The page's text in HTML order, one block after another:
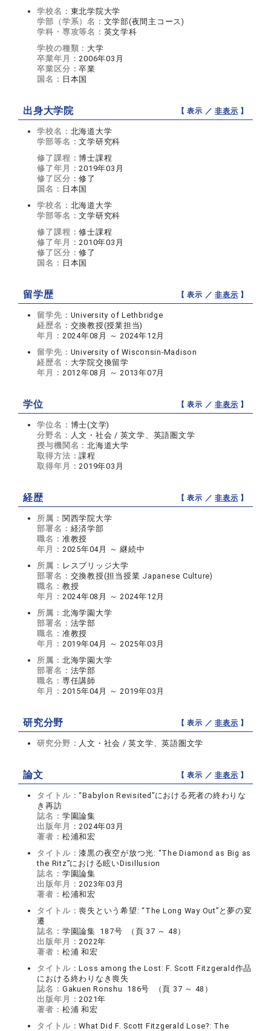
学校名： 東北学院大学
学部（学系）名： 文学部(夜間主コース)
学科・専攻等名： 英文学科
学校の種類： 大学
卒業年月：2006年03月
卒業区分：卒業
国名： 日本国
出身大学院 【 表示 ／非表示 】
学校名： 北海道大学
学部等名：文学研究科
修了課程：博士課程
修了年月：2019年03月
修了区分：修了
国名： 日本国
学校名： 北海道大学
学部等名：文学研究科
修了課程：修士課程
修了年月：2010年03月
修了区分：修了
国名： 日本国
留学歴 【 表示 ／非表示 】
留学先： University of Lethbridge
経歴名： 交換教授(授業担当)
年月： 2024年08月 ～ 2024年12月
留学先： University of Wisconsin-Madison
経歴名： 大学院交換留学
年月： 2012年08月 ～ 2013年07月
学位 【 表示 ／非表示 】
学位名： 博士(文学)
分野名： 人文・社会 / 英文学、英語圏文学
授与機関名：北海道大学
取得方法：課程
取得年月：2019年03月
経歴 【 表示 ／非表示 】
所属： 関西学院大学
部署名： 経済学部
職名： 准教授
年月： 2025年04月 ～ 継続中
所属： レスブリッジ大学
部署名： 交換教授(担当授業 Japanese Culture)
職名： 教授
年月： 2024年08月 ～ 2024年12月
所属： 北海学園大学
部署名： 法学部
職名： 准教授
年月： 2019年04月 ～ 2025年03月
所属： 北海学園大学
部署名： 法学部
職名： 専任講師
年月： 2015年04月 ～ 2019年03月
研究分野 【 表示 ／非表示 】
研究分野： 人文・社会 / 英文学、英語圏文学
論文 【 表示 ／非表示 】
タイトル：“Babylon Revisited”における死者の終わりな
き再訪
誌名： 学園論集
出版年月：2024年03月
著者： 松浦和宏
タイトル：漆黒の夜空が放つ光: “The Diamond as Big as
the Ritz”における眩いDisillusion
誌名： 学園論集
出版年月：2023年03月
著者： 松浦和宏
タイトル：喪失という希望: “The Long Way Out”と夢の変
遷
誌名： 学園論集 187号 （頁 37 ～ 48）
出版年月：2022年
著者： 松浦 和宏
タイトル：Loss among the Lost: F. Scott Fitzgerald作品
における終わりなき喪失
誌名： Gakuen Ronshu 186号 （頁 37 ～ 48）
出版年月：2021年
著者： 松浦 和宏
タイトル：What Did F. Scott Fitzgerald Lose?: The